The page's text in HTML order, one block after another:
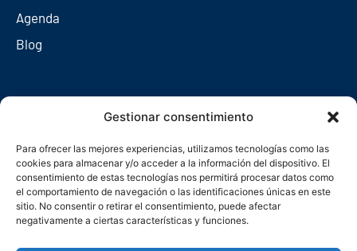
Gestionar consentimiento
Para ofrecer las mejores experiencias, utilizamos tecnologías como las
cookies para almacenar y/o acceder a la información del dispositivo. El
consentimiento de estas tecnologías nos permitirá procesar datos como
el comportamiento de navegación o las identificaciones únicas en este
sitio. No consentir o retirar el consentimiento, puede afectar
negativamente a ciertas características y funciones.
Agenda
Blog
Redes sociales